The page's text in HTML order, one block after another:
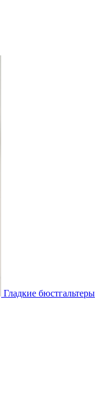
Гладкие бюстгальтеры